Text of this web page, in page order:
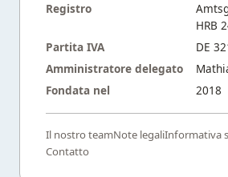
Registro
HRB
Partita IVA
DE
Amministratore delegato
Fondata nel
2018
Il nostro teamNote legaliInformativa
Contatto